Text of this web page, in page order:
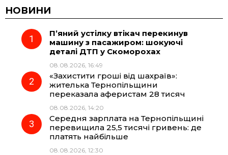
c
e
o
k
e
g
r
a
m
t
НОВИНИ
П’яний устілку втікач перекинув
машину з пасажиром: шокуючі
деталі ДТП у Скоморохах
08.08.2026, 16:49
«Захистити гроші від шахраїв»:
жителька Тернопільщини
переказала аферистам 28 тисяч
08.08.2026, 14:20
Середня зарплата на Тернопільщині
перевищила 25,5 тисячі гривень: де
платять найбільше
08.08.2026, 12:30